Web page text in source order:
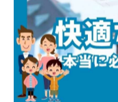
家族全員の一日の
線を明確にしておく
埼玉県内のリフォ
のアドバイスやシ